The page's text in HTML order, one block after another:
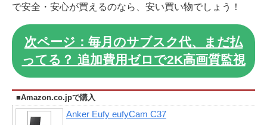
で安全・安心が買えるのなら、安い買い物でしょう！
次ページ：毎月のサブスク代、まだ払
ってる？ 追加費用ゼロで2K高画質監視
■Amazon.co.jpで購入
Anker Eufy eufyCam C37